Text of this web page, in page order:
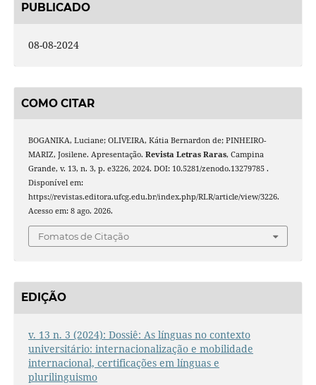
PUBLICADO
08-08-2024
COMO CITAR
BOGANIKA, Luciane; OLIVEIRA, Kátia Bernardon de; PINHEIRO-
MARIZ, Josilene. Apresentação. Revista Letras Raras, Campina
Grande, v. 13, n. 3, p. e3226, 2024. DOI: 10.5281/zenodo.13279785 .
Disponível em:
https://revistas.editora.ufcg.edu.br/index.php/RLR/article/view/3226.
Acesso em: 8 ago. 2026.
Fomatos de Citação
EDIÇÃO
v. 13 n. 3 (2024): Dossiê: As línguas no contexto
universitário: internacionalização e mobilidade
internacional, certificações em línguas e
plurilinguismo